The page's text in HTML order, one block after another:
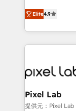
looking to
marketing,
creation. iO combines in-depth knowledge on both
the marketing
from end-to-end. Teams of marketing
developers,
side to meet
and project. Dedicated HubSpot teams combine all
Elite4.9
Pixel Lab
提供元：Pixel Lab